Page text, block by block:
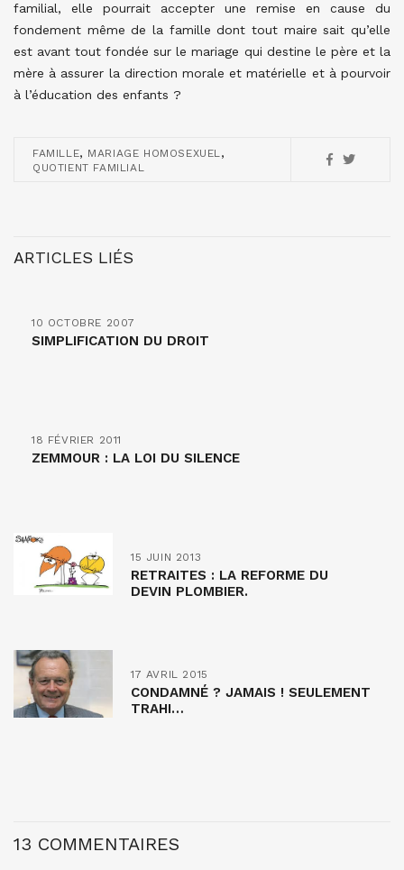
familial, elle pourrait accepter une remise en cause du
fondement même de la famille dont tout maire sait qu’elle
est avant tout fondée sur le mariage qui destine le père et la
mère à assurer la direction morale et matérielle et à pourvoir
à l’éducation des enfants ?
FAMILLE, MARIAGE HOMOSEXUEL,
QUOTIENT FAMILIAL
ARTICLES LIÉS
10 OCTOBRE 2007
SIMPLIFICATION DU DROIT
18 FÉVRIER 2011
ZEMMOUR : LA LOI DU SILENCE
15 JUIN 2013
RETRAITES : LA REFORME DU
DEVIN PLOMBIER.
17 AVRIL 2015
CONDAMNÉ ? JAMAIS ! SEULEMENT
TRAHI…
13 COMMENTAIRES